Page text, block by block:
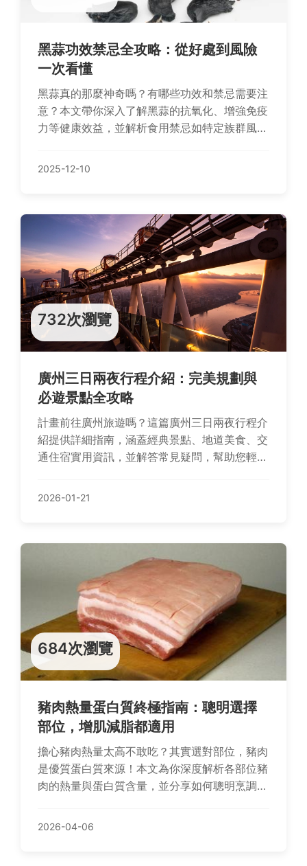
黑蒜功效禁忌全攻略：從好處到風險
一次看懂
黑蒜真的那麼神奇嗎？有哪些功效和禁忌需要注
意？本文帶你深入了解黑蒜的抗氧化、增強免疫
力等健康效益，並解析食用禁忌如特定族群風險
黑蒜的好處。
2025-12-10
732次瀏覽
廣州三日兩夜行程介紹：完美規劃與
必遊景點全攻略
計畫前往廣州旅遊嗎？這篇廣州三日兩夜行程介
紹提供詳細指南，涵蓋經典景點、地道美食、交
通住宿實用資訊，並解答常見疑問，幫助您輕鬆
羊城魅力！
2026-01-21
684次瀏覽
豬肉熱量蛋白質終極指南：聰明選擇
部位，增肌減脂都適用
擔心豬肉熱量太高不敢吃？其實選對部位，豬肉
是優質蛋白質來源！本文為你深度解析各部位豬
肉的熱量與蛋白質含量，並分享如何聰明烹調，
2026-04-06